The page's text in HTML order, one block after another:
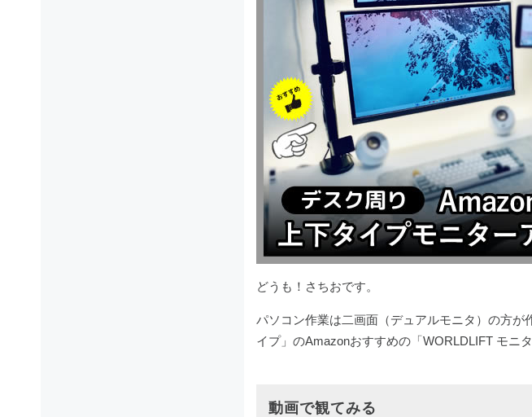
どうも！さちおです。
パソコン作業は二画面（デュアルモニタ）の方が
イプ」のAmazonおすすめの「WORLDLIFT モニ
動画で観てみる